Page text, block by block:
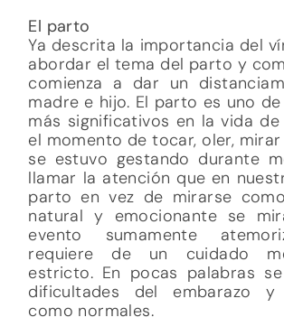
El parto
Ya descrita la importancia del
abordar el tema del parto y
comienza a dar un
madre e hijo. El parto es uno
más significativos en la vida de
el momento de tocar, oler,
se estuvo gestando durante
llamar la atención que en
parto en vez de mirarse
natural y emocionante se
evento sumamente
requiere de un cuidado
estricto. En pocas palabras
dificultades del embarazo y
como normales.